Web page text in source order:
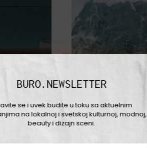
BURO.NEWSLETTER
se i uvek budite u toku sa aktuelnim
na lokalnoj i svetskoj kulturnoj, modnoj,
beauty i dizajn sceni.